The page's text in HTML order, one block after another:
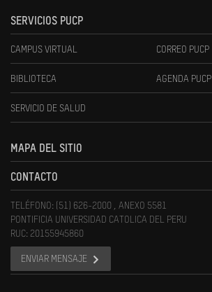
SERVICIOS PUCP
CAMPUS VIRTUAL CORREO PUCP
BIBLIOTECA AGENDA PUCP
SERVICIO DE SALUD
MAPA DEL SITIO
CONTACTO
TELÉFONO: (51) 626-2000 , ANEXO 5581
PONTIFICIA UNIVERSIDAD CATOLICA DEL PERU
RUC: 20155945860
ENVIAR MENSAJE